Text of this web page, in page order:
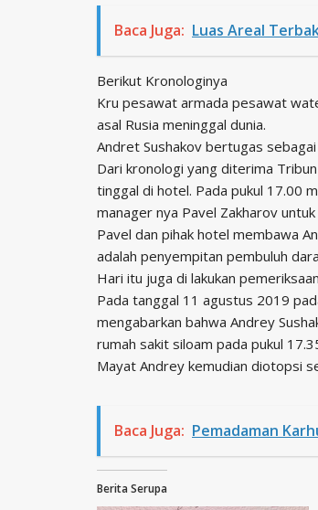
Baca Juga: Luas Areal
Berikut Kronologinya
Kru pesawat armada pesawat
asal Rusia meninggal dunia.
Andret Sushakov bertugas
Dari kronologi yang diterima
tinggal di hotel. Pada pukul 17.00
manager nya Pavel Zakharov
Pavel dan pihak hotel membawa
adalah penyempitan pembuluh
Hari itu juga di lakukan
Pada tanggal 11 agustus 2019
mengabarkan bahwa Andrey
rumah sakit siloam pada pukul
Mayat Andrey kemudian diotopsi
Baca Juga: Pemadaman
Berita Serupa